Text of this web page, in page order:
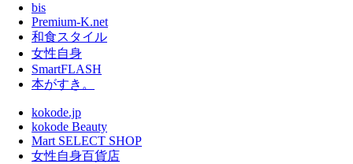
bis
Premium-K.net
和食スタイル
女性自身
SmartFLASH
本がすき。
kokode.jp
kokode Beauty
Mart SELECT SHOP
女性自身百貨店